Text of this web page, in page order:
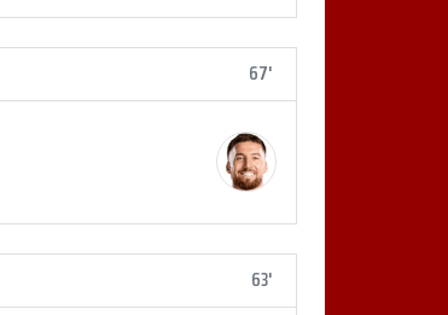
67'
63'